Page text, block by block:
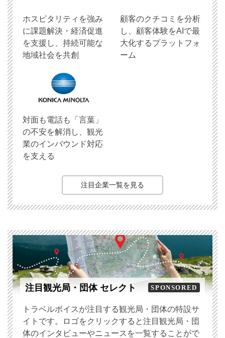
ホスピタリティを強み
に課題解決・経済促進
を支援し、持続可能な
地域社会を共創
顧客のクチコミを分析
し、顧客体験をAIで最
大化するプラットフォ
ーム
対面も電話も「言葉」
の不安を解消し、観光
業のインバウンド対応
を支える
注目企業一覧を見る
注目観光局・団体 セレクト SPONSORED
トラベルボイスが注目する観光局・団体の特設サ
イトです。ロゴをクリックすると注目観光局・団
体のインタビューやニュースを一覧することがで